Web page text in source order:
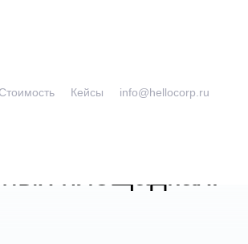
Стоимость Кейсы info@hellocorp.ru